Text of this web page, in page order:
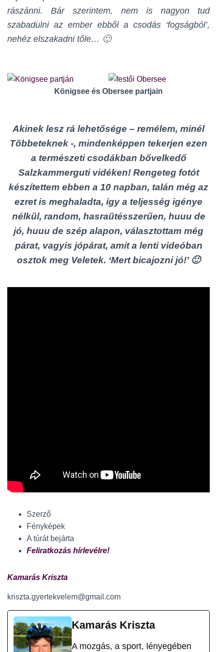
rászánni. Bár szerintem, nem is nagyon tud
szabadulni az ember ebből a csodás ‘fogságból’,
nehéz elszakadni tőle… 🙂
Königsee és Obersee partjain
Akinek lesz rá lehetősége – remélem, minél
Többeteknek -, mindenképpen tekerjen ezen
a természeti csodákban bővelkedő
Salzkammerguti vidéken! Rengeteg fotót
készítettem ebben a 10 napban, talán még az
ezret is meghaladta, így a teljesség igénye
nélkül, random, hasraütésszerűen, huuu de
jó, huuu de szép alapon, választottam még
párat, vagyis jópárat, amit a lenti videóban
osztok meg Veletek. ‘Mert bicajozni jó!’ 🙂
Szerző
Fényképek
A túrát bejárta
Feliratkozás hírlevélre!
Kamarás Kriszta
kriszta.gyertekvelem@gmail.com
Kamarás Kriszta
A mozgás, a sport, lényegében